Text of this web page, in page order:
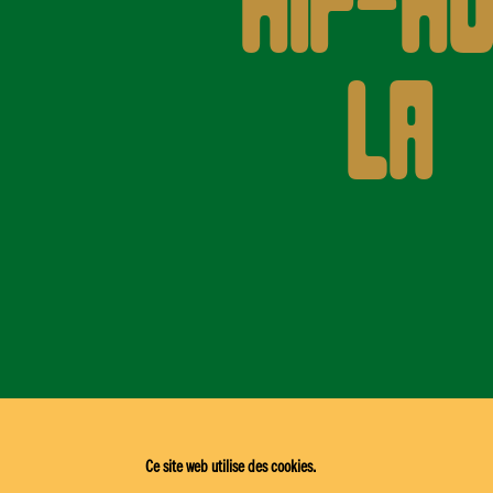
Ce site web utilise des cookies.
LA